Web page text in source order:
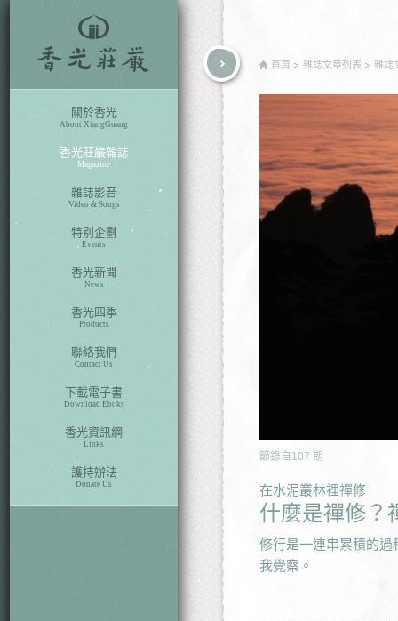
關於香光
About XiangGuang
香光莊嚴雜誌
Magazine
雜誌影音
Video & Songs
特別企劃
Events
香光新聞
News
香光四季
Products
聯絡我們
Contact Us
下載電子書
Download Eboks
香光資訊網
Links
護持辦法
Donate Us
首頁 雜誌文章列表 雜誌
節錄自 107 期
在水泥叢林裡禪修
什麼是禪修？
修行是一連串累積的
我覺察。